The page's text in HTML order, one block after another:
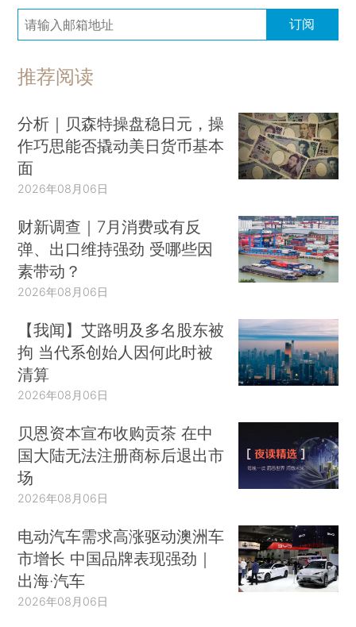
订阅
推荐阅读
分析｜贝森特操盘稳日元，操
作巧思能否撬动美日货币基本
面
2026年08月06日
财新调查｜7月消费或有反
弹、出口维持强劲 受哪些因
素带动？
2026年08月06日
【我闻】艾路明及多名股东被
拘 当代系创始人因何此时被
清算
2026年08月06日
贝恩资本宣布收购贡茶 在中
国大陆无法注册商标后退出市
场
2026年08月06日
电动汽车需求高涨驱动澳洲车
市增长 中国品牌表现强劲｜
出海·汽车
2026年08月06日